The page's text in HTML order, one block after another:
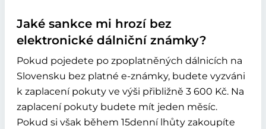
Jaké sankce mi hrozí bez
elektronické dálniční známky?
Pokud pojedete po zpoplatněných dálnicích na
Slovensku bez platné e-známky, budete vyzváni
k zaplacení pokuty ve výši přibližně 3 600 Kč. Na
zaplacení pokuty budete mít jeden měsíc.
Pokud si však během 15denní lhůty zakoupíte